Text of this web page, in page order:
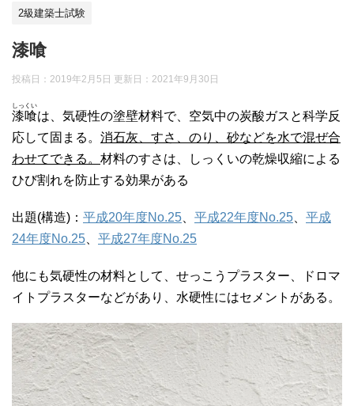
2級建築士試験
漆喰
投稿日：2019年2月5日 更新日： 2021年9月30日
漆喰
しっくい
は、気硬性の塗壁材料で、空気中の炭酸ガスと科学反
応して固まる。 消石灰、すさ、のり、砂などを水で混ぜ合
わせてできる。 材料のすさは、しっくいの乾燥収縮による
ひび割れを防止する効果がある
出題(構造)： 平成20年度No.25 平成22年度No.25
平成
24年度No.25
平成27年度No.25
他にも気硬性の材料として、せっこうプラスター、ドロマ
イトプラスターなどがあり、水硬性にはセメントがある。